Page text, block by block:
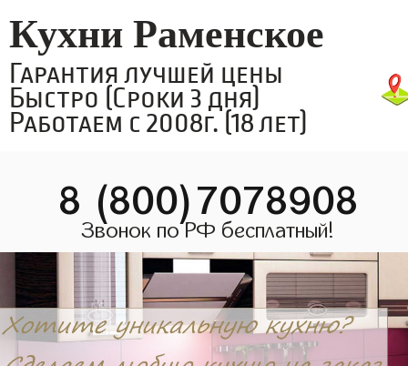
Кухни Раменское
Гарантия лучшей цены
Быстро (Сроки 3 дня)
Работаем с 2008г. (18 лет)
8 (800)7078908
Звонок по РФ бесплатный!